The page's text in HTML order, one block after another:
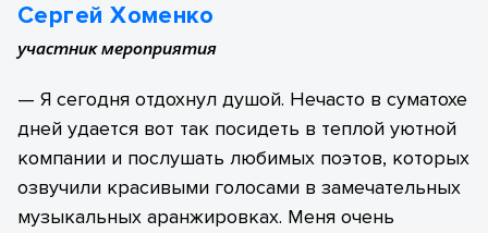
Сергей Хоменко
участник мероприятия
— Я сегодня отдохнул душой. Нечасто в суматохе
дней удается вот так посидеть в теплой уютной
компании и послушать любимых поэтов, которых
озвучили красивыми голосами в замечательных
музыкальных аранжировках. Меня очень